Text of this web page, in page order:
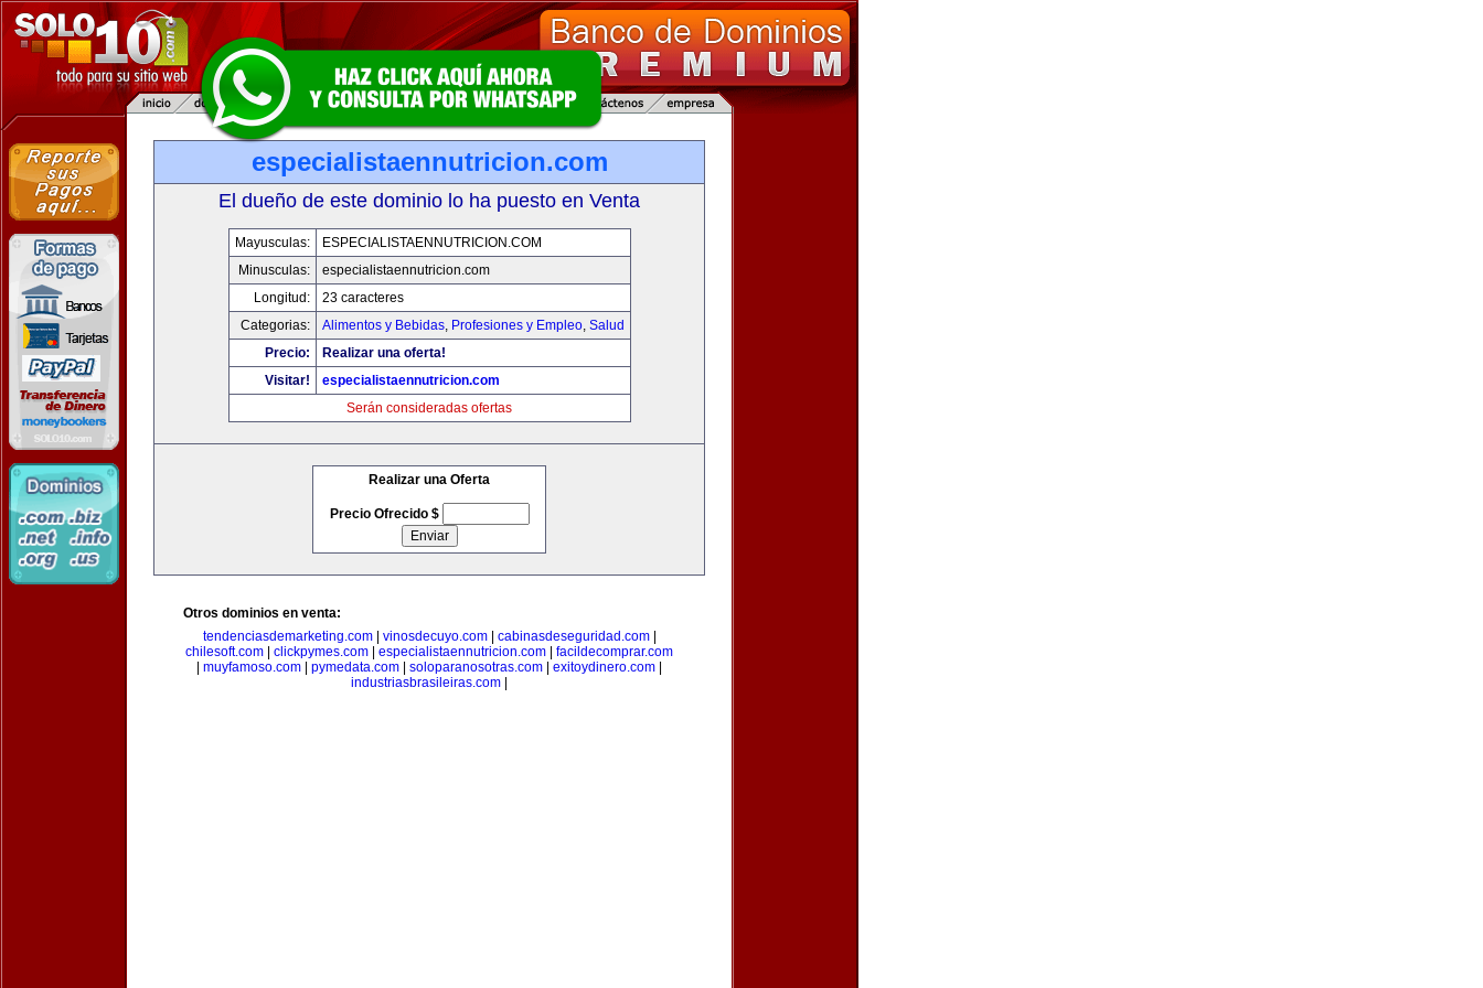
especialistaennutricion.com
El dueño de este dominio lo ha puesto en Venta
Mayusculas:
ESPECIALISTAENNUTRICION.COM
Minusculas:
especialistaennutricion.com
Longitud:
23 caracteres
Categorias:
Alimentos y Bebidas, Profesiones y Empleo, Salud
Precio:
Realizar una oferta!
Visitar!
especialistaennutricion.com
Serán consideradas ofertas
Realizar una Oferta
Precio Ofrecido $
Otros dominios en venta:
tendenciasdemarketing.com| vinosdecuyo.com| cabinasdeseguridad.com|
chilesoft.com
clickpymes.com especialistaennutricion.com
facildecomprar.com
muyfamoso.com pymedata.com soloparanosotras.com exitoydinero.com
industriasbrasileiras.com